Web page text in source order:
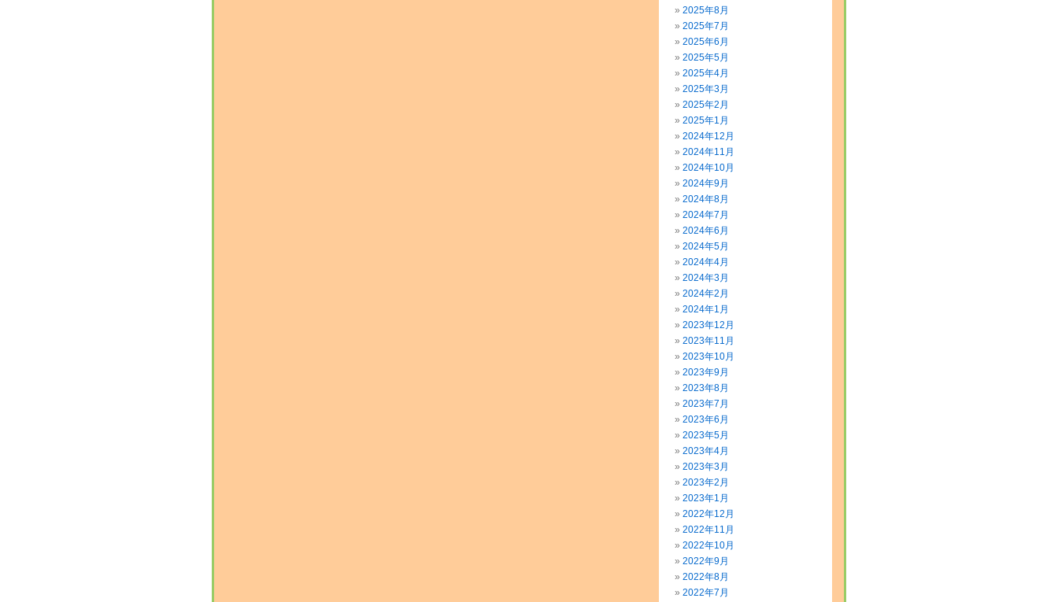
2025年8月
2025年7月
2025年6月
2025年5月
2025年4月
2025年3月
2025年2月
2025年1月
2024年12月
2024年11月
2024年10月
2024年9月
2024年8月
2024年7月
2024年6月
2024年5月
2024年4月
2024年3月
2024年2月
2024年1月
2023年12月
2023年11月
2023年10月
2023年9月
2023年8月
2023年7月
2023年6月
2023年5月
2023年4月
2023年3月
2023年2月
2023年1月
2022年12月
2022年11月
2022年10月
2022年9月
2022年8月
2022年7月